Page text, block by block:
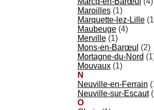
Maroilles(1)
Marquette-lez-Lille
Maubeuge(4)
Merville(1)
Mons-en-Barœul (2)
Mortagne-du-Nord
Mouvaux(1)
N
Neuville-en-Ferrain
Neuville-sur-Escaut
O